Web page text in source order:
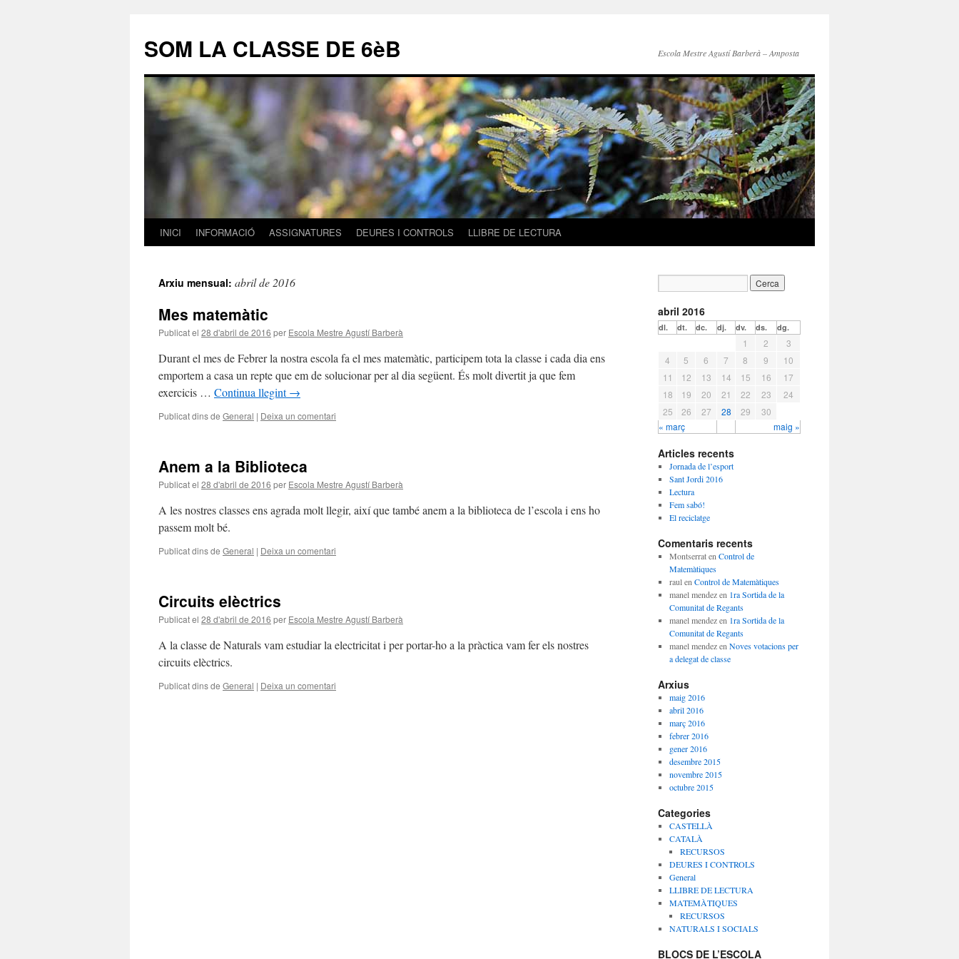
SOM LA CLASSE DE 6èB Escola Mestre Agustí Barberà – Amposta
Vés
contingut
INICI INFORMACIÓ ASSIGNATURES DEURES I CONTROLS LLIBRE DE LECTURA
Arxiu mensual: abril de 2016
Mes matemàtic
Publicat el 28 d'abril de 2016 per Escola Mestre Agustí Barberà
Durant el mes de Febrer la nostra escola fa el mes matemàtic, participem tota la classe i cada dia ens
emportem a casa un repte que em de solucionar per al dia següent. És molt divertit ja que fem
exercicis … Continua llegint→
Publicat dins de General | Deixa un comentari
Anem a la Biblioteca
Publicat el 28 d'abril de 2016 per Escola Mestre Agustí Barberà
A les nostres classes ens agrada molt llegir, així que també anem a la biblioteca de l’escola i ens ho
passem molt bé.
Publicat dins de General | Deixa un comentari
Circuits elèctrics
Publicat el 28 d'abril de 2016 per Escola Mestre Agustí Barberà
A la classe de Naturals vam estudiar la electricitat i per portar-ho a la pràctica vam fer els nostres
circuits elèctrics.
Publicat dins de General | Deixa un comentari
abril 2016
dl. dt. dc. dj. dv. ds. dg.
« març maig »
1 2
3
4
5 6 7 8 9
10
11
12 13 14 15 16
17
18
19 20 21 22 23
24
25
26 27 28 29 30
Articles recents
Jornada de l’esport
Sant Jordi 2016
Lectura
Fem sabó!
El reciclatge
Comentaris recents
Montserraten Control de
Matemàtiques
raulen Control de Matemàtiques
manel mendezen 1ra Sortida de la
Comunitat de Regants
manel mendezen 1ra Sortida de la
Comunitat de Regants
manel mendezen Noves votacions per
a delegat de classe
Arxius
maig 2016
abril 2016
març 2016
febrer 2016
gener 2016
desembre 2015
novembre 2015
octubre 2015
Categories
CASTELLÀ
CATALÀ
RECURSOS
DEURES I CONTROLS
General
LLIBRE DE LECTURA
MATEMÀTIQUES
RECURSOS
NATURALS I SOCIALS
BLOCS DE L’ESCOLA